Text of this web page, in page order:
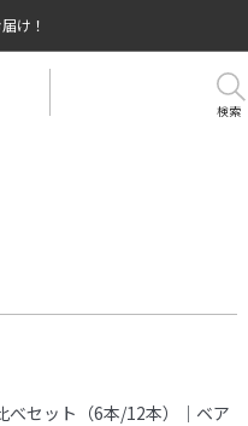
け！
検索
セット（6本/12本）｜ベア